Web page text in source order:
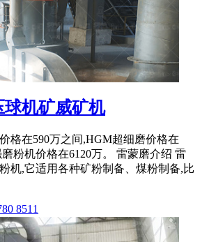
球机矿威矿机
格在590万之间,HGM超细磨价格在
粉机价格在6120万。 雷蒙磨介绍 雷
机,它适用各种矿粉制备、煤粉制备,比
8511